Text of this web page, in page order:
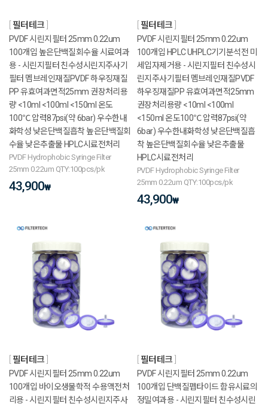
필터테크
PVDF 시린지필터 25mm 0.22um
100개입 높은단백질회수율 시료여과
용 - 시린지필터 친수성시린지주사기
필터 멤브레인재질PVDF 하우징재질
PP 유효여과면적25mm 권장처리용
량 <10ml <100ml <150ml 온도
100℃ 압력87psi(약 6bar) 우수한내
화학성 낮은단백질흡착 높은단백질회
수율 낮은추출물 HPLC시료전처리
PVDF Hydrophobic Syringe Filter
25mm 0.22um QTY:100pcs/pk
43,900₩
필터테크
PVDF 시린지필터 25mm 0.22um
100개입 HPLC UHPLC기기분석전 미
세입자제거용 - 시린지필터 친수성시
린지주사기필터 멤브레인재질PVDF
하우징재질PP 유효여과면적25mm
권장처리용량 <10ml <100ml
<150ml 온도100℃ 압력87psi(약
6bar) 우수한내화학성 낮은단백질흡
착 높은단백질회수율 낮은추출물
HPLC시료전처리
PVDF Hydrophobic Syringe Filter
25mm 0.22um QTY:100pcs/pk
43,900₩
필터테크
PVDF 시린지필터 25mm 0.22um
100개입 바이오생물학적 수용액전처
리용 - 시린지필터 친수성시린지주사
필터테크
PVDF 시린지필터 25mm 0.22um
100개입 단백질펩타이드 함유시료의
정밀여과용 - 시린지필터 친수성시린